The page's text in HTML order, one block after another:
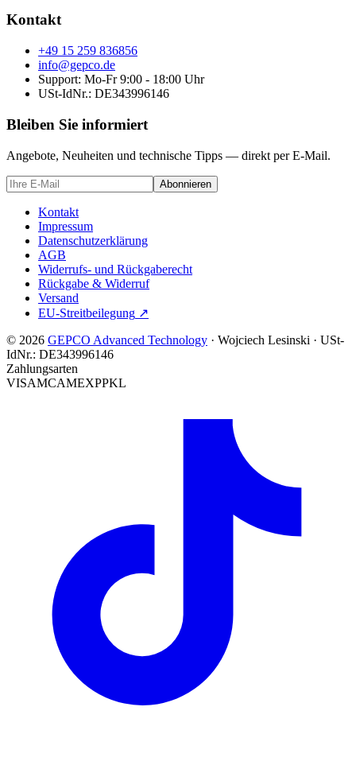
Kontakt
+49 15 259 836856
info@gepco.de
Support: Mo-Fr 9:00 - 18:00 Uhr
USt-IdNr.: DE343996146
Bleiben Sie informiert
Angebote, Neuheiten und technische Tipps — direkt per E-Mail.
Abonnieren
Kontakt
Impressum
Datenschutzerklärung
AGB
Widerrufs- und Rückgaberecht
Rückgabe & Widerruf
Versand
EU-Streitbeilegung ↗
© 2026 GEPCO Advanced Technology · Wojciech Lesinski · USt-
IdNr.: DE343996146
Zahlungsarten
VISAMCAMEXPPKL